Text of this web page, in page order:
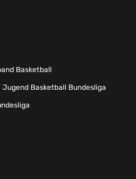
Basketball
Basketball Bundesliga